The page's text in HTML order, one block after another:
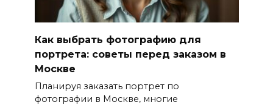
Как выбрать фотографию для
портрета: советы перед заказом в
Москве
Планируя заказать портрет по
фотографии в Москве, многие